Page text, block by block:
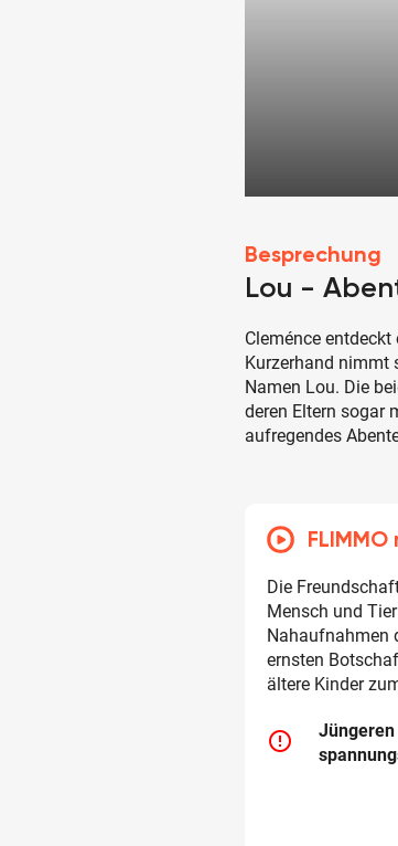
Besprechung
Lou -
Cleménce
Kurzerhand nimmt
Namen Lou. Die
deren Eltern sogar
aufregendes
Die
Mensch und
Nahaufnahmen
ernsten
ältere Kinder
error_outline